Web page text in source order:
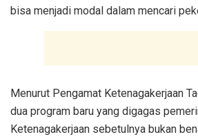
bisa menjadi modal dalam mencari
Menurut Pengamat Ketenagakerjaan
dua program baru yang digagas
Ketenagakerjaan sebetulnya bukan